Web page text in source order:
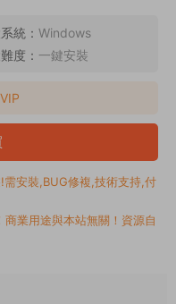
統： Windows
度： 一鍵安裝
安裝,BUG修複,技術支持,付
業用途與本站無關！資源自